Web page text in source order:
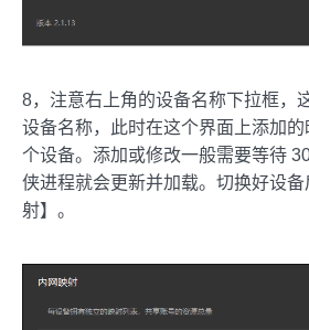
8，注意右上角的设备名称下拉框，
设备名称，此时在这个界面上添加
个设备。添加或修改一般需要等待
侠进程就会更新并加载。切换好设
射】。